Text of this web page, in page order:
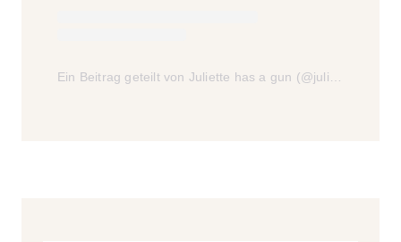
Ein Beitrag geteilt von Juliette has a gun (@juliettehasagun)